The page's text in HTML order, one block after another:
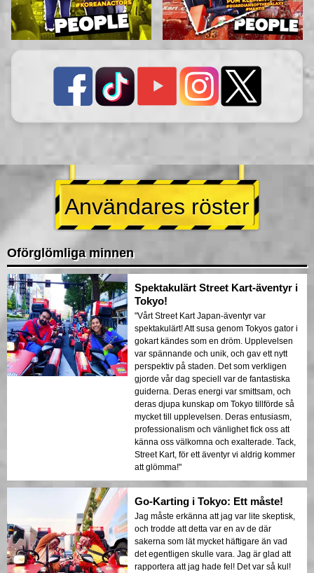
Användares röster
Oförglömliga minnen
Spektakulärt Street Kart-äventyr i
Tokyo!
"Vårt Street Kart Japan-äventyr var
spektakulärt! Att susa genom Tokyos gator i
gokart kändes som en dröm. Upplevelsen
var spännande och unik, och gav ett nytt
perspektiv på staden. Det som verkligen
gjorde vår dag speciell var de fantastiska
guiderna. Deras energi var smittsam, och
deras djupa kunskap om Tokyo tillförde så
mycket till upplevelsen. Deras entusiasm,
professionalism och vänlighet fick oss att
känna oss välkomna och exalterade. Tack,
Street Kart, för ett äventyr vi aldrig kommer
att glömma!"
Go-Karting i Tokyo: Ett måste!
Jag måste erkänna att jag var lite skeptisk,
och trodde att detta var en av de där
sakerna som lät mycket häftigare än vad
det egentligen skulle vara. Jag är glad att
rapportera att jag hade fel! Det var så kul!